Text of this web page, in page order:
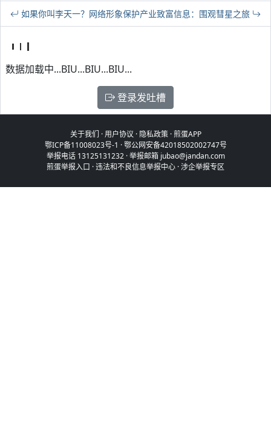
如果你叫李天一？网络形象保护产业致富信息：围观彗星之旅
数据加载中...BIU...BIU...BIU...
登录发吐槽
关于我们 ·用户协议 · 隐私政策·煎蛋APP
鄂ICP备11008023号-1 ·鄂公网安备42018502002747号
举报电话 13125131232 · 举报邮箱 jubao@jandan.com
煎蛋举报入口 ·违法和不良信息举报中心 ·涉企举报专区